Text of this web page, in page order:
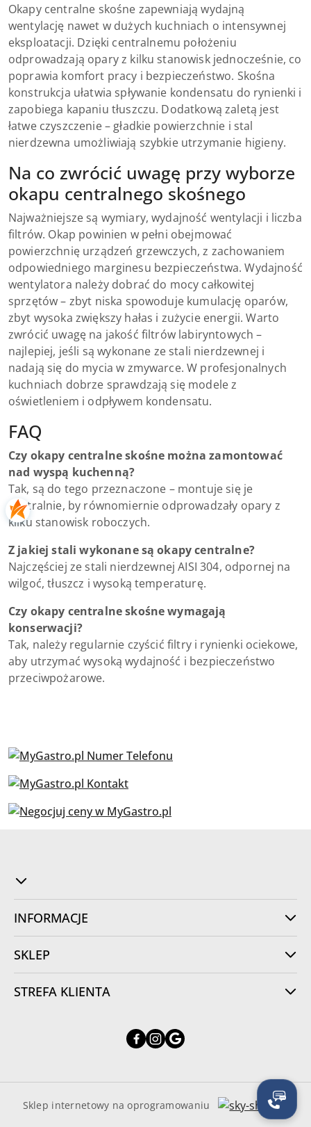
Okapy centralne skośne zapewniają wydajną
wentylację nawet w dużych kuchniach o intensywnej
eksploatacji. Dzięki centralnemu położeniu
odprowadzają opary z kilku stanowisk jednocześnie, co
poprawia komfort pracy i bezpieczeństwo. Skośna
konstrukcja ułatwia spływanie kondensatu do rynienki i
zapobiega kapaniu tłuszczu. Dodatkową zaletą jest
łatwe czyszczenie – gładkie powierzchnie i stal
nierdzewna umożliwiają szybkie utrzymanie higieny.
Na co zwrócić uwagę przy wyborze
okapu centralnego skośnego
Najważniejsze są wymiary, wydajność wentylacji i liczba
filtrów. Okap powinien w pełni obejmować
powierzchnię urządzeń grzewczych, z zachowaniem
odpowiedniego marginesu bezpieczeństwa. Wydajność
wentylatora należy dobrać do mocy całkowitej
sprzętów – zbyt niska spowoduje kumulację oparów,
zbyt wysoka zwiększy hałas i zużycie energii. Warto
zwrócić uwagę na jakość filtrów labiryntowych –
najlepiej, jeśli są wykonane ze stali nierdzewnej i
nadają się do mycia w zmywarce. W profesjonalnych
kuchniach dobrze sprawdzają się modele z
oświetleniem i odpływem kondensatu.
FAQ
Czy okapy centralne skośne można zamontować
nad wyspą kuchenną?
Tak, są do tego przeznaczone – montuje się je
centralnie, by równomiernie odprowadzały opary z
kilku stanowisk roboczych.
Z jakiej stali wykonane są okapy centralne?
Najczęściej ze stali nierdzewnej AISI 304, odpornej na
wilgoć, tłuszcz i wysoką temperaturę.
Czy okapy centralne skośne wymagają
konserwacji?
Tak, należy regularnie czyścić filtry i rynienki ociekowe,
aby utrzymać wysoką wydajność i bezpieczeństwo
przeciwpożarowe.
INFORMACJE
SKLEP
STREFA KLIENTA
Sklep internetowy na oprogramowaniu